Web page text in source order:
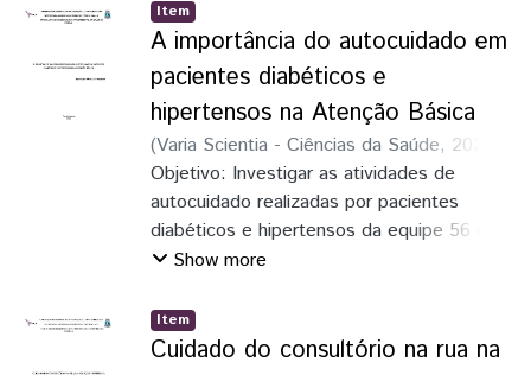
Item
A importância do autocuidado em
pacientes diabéticos e
hipertensos na Atenção Básica
(Varia Scientia - Ciências da Saúde, 2026-
04-08)Lemos, Beatriz Bortolatto;Ana
Jessily Camargo Barbosa (orientadora)
Objetivo: Investigar as atividades de
autocuidado realizadas por pacientes
diabéticos e hipertensos da equipe 56 da
Unidade de Saúde da Família Jardim São
pesquisa-ação de abordagem quantitativa,
realizada com 48 usuários cadastrados no
Show more
Item
Cuidado do consultório na rua na